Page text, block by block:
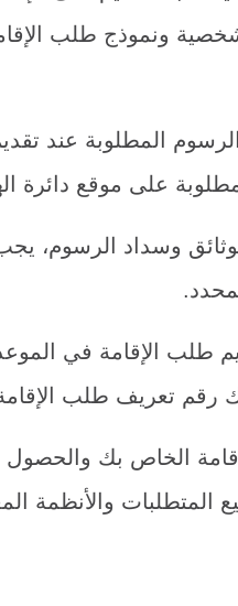
ونموذج طلب
المطلوبة عند
على موقع دائرة
وسداد الرسوم،
طلب الإقامة في
رقم تعريف طلب
الخاص بك والحصول
المتطلبات والأنظمة